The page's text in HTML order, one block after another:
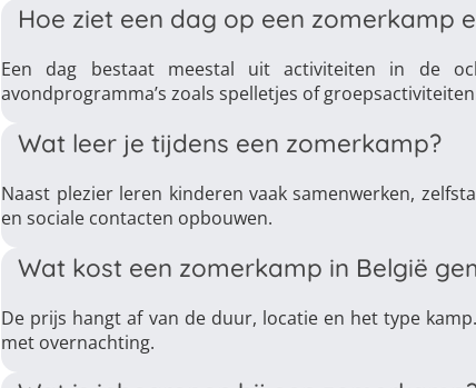
Hoe ziet een dag op een zomerkamp
Een dag bestaat meestal uit activiteiten in de
avondprogramma’s zoals spelletjes of
Wat leer je tijdens een zomerkamp?
Naast plezier leren kinderen vaak samenwerken,
en sociale contacten opbouwen.
Wat kost een zomerkamp in België
De prijs hangt af van de duur, locatie en het type
met overnachting.